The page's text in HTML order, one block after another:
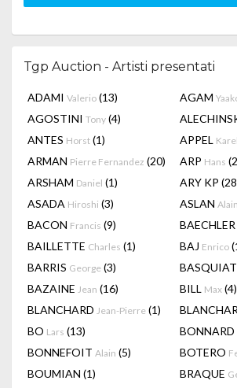
Tgp Auction - Artisti presentati
ADAMI Valerio (13) AGAM
AGOSTINI Tony (4)
ANTES Horst (1) APPEL Karel
ARMAN Pierre Fernandez (20) ARP Hans
ARSHAM Daniel (1) ARY KP
ASADA Hiroshi (3) ASLAN Alain
BACON Francis (9) BAECHLER
BAILLETTE Charles (1) BAJ Enrico
BARRIS George (3) BASQUIAT
BAZAINE Jean (16) BILL Max (4)
BLANCHARD Jean-Pierre (1)
BO Lars (13) BONNARD
BONNEFOIT Alain (5) BOTERO
BOUMIAN (1) BRAQUE